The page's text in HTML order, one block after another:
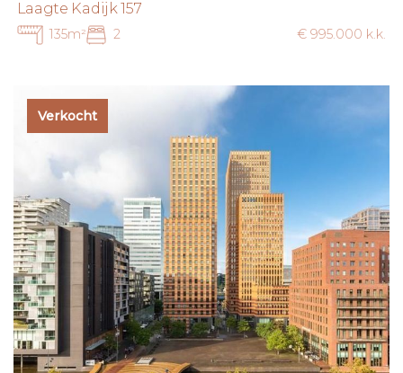
Laagte Kadijk 157
135m² 2 € 995.000 k.k.
Verkocht